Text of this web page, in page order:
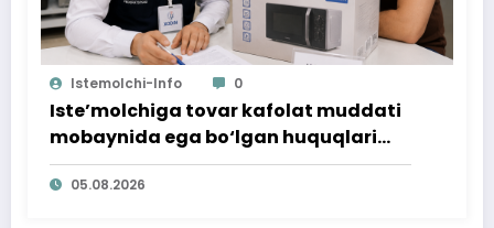
Istemolchi-Info 0
Iste’molchiga tovar kafolat muddati
mobaynida ega bo‘lgan huquqlari
ta’minlab berildi
05.08.2026